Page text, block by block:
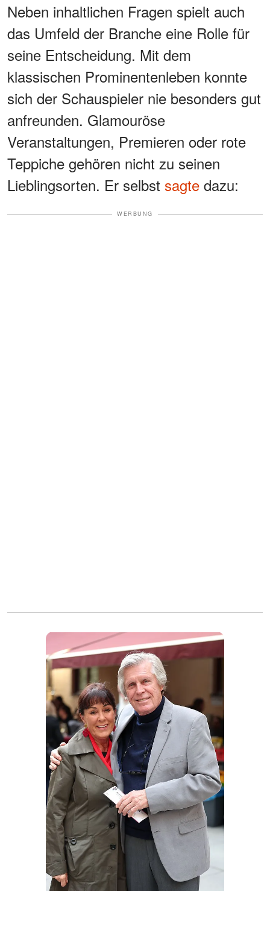
Neben inhaltlichen Fragen spielt auch
das Umfeld der Branche eine Rolle für
seine Entscheidung. Mit dem
klassischen Prominentenleben konnte
sich der Schauspieler nie besonders gut
anfreunden. Glamouröse
Veranstaltungen, Premieren oder rote
Teppiche gehören nicht zu seinen
Lieblingsorten. Er selbst sagte dazu:
WERBUNG